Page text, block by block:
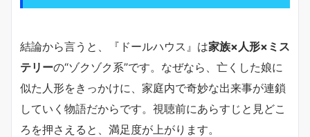
結論から言うと、『ドールハウス』は家族×人形×ミス
テリーの“ゾクゾク系”です。なぜなら、亡くした娘に
似た人形をきっかけに、家庭内で奇妙な出来事が連鎖
していく物語だからです。視聴前にあらすじと見どこ
ろを押さえると、満足度が上がります。